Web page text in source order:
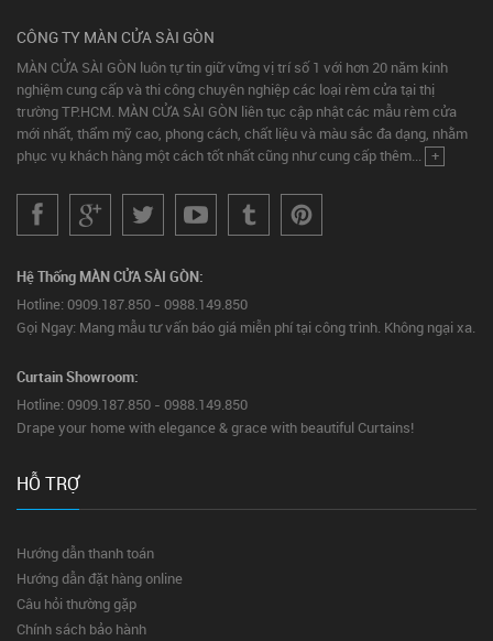
CÔNG TY MÀN CỬA SÀI GÒN
MÀN CỬA SÀI GÒN luôn tự tin giữ vững vị trí số 1 với hơn 20 năm kinh
nghiệm cung cấp và thi công chuyên nghiệp các loại rèm cửa tại thị
trường TP.HCM. MÀN CỬA SÀI GÒN liên tục cập nhật các mẫu rèm cửa
mới nhất, thẩm mỹ cao, phong cách, chất liệu và màu sắc đa dạng, nhằm
phục vụ khách hàng một cách tốt nhất cũng như cung cấp thêm... +
Hệ Thống MÀN CỬA SÀI GÒN:
Hotline: 0909.187.850 - 0988.149.850
Gọi Ngay: Mang mẫu tư vấn báo giá miễn phí tại công trình. Không ngại xa.
Curtain Showroom:
Hotline: 0909.187.850 - 0988.149.850
Drape your home with elegance & grace with beautiful Curtains!
HỖ TRỢ
Hướng dẫn thanh toán
Hướng dẫn đặt hàng online
Câu hỏi thường gặp
Chính sách bảo hành